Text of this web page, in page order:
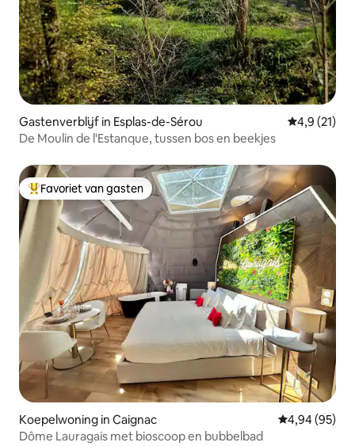
Gastenverblijf in Esplas-de-Sérou
4,9 (21)
De Moulin de l'Estanque, tussen bos en beekjes
Topfavoriet van gasten
Favoriet van gasten
Koepelwoning in Caignac Gemiddelde
4,94 (95)
Dôme Lauragais met bioscoop en bubbelbad